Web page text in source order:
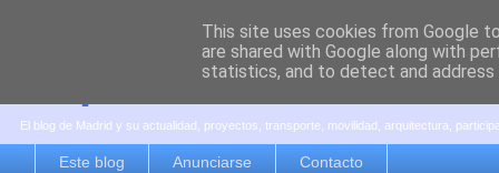
es por madrid
El blog de Madrid y su actualidad, proyectos, transporte, movilidad, arquitectura,
Este blog Anunciarse Contacto
This site uses cookies from Google
are shared with Google along with
statistics, and to detect and address